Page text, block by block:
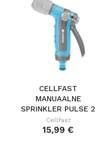
CELLFAST
MANUAALNE
SPRINKLER PULSE 2
IDEAL
Cellfast
15,99 €